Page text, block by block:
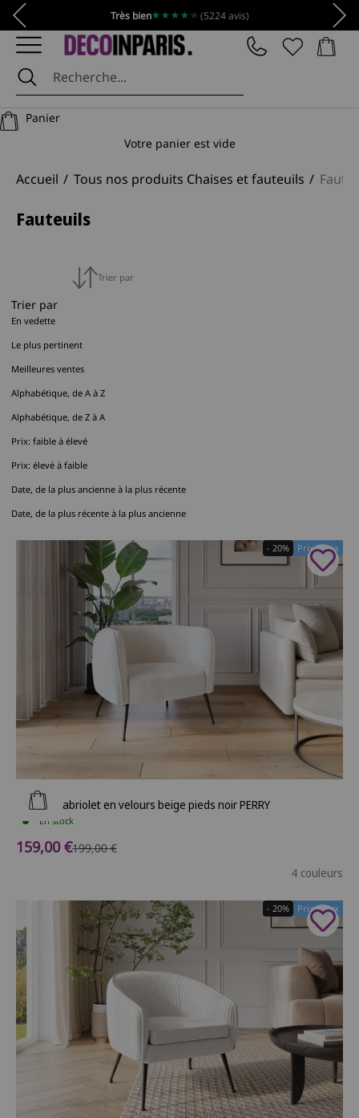
Passer au contenu
Précédent Très bien★★★★★
★★★★★ (5224 avis)
DécoInParis Panier
Panier
Votre panier est vide
Accueil Tous nos produits Chaises et fauteuils
Fauteuils
Trier par
Trier par
En vedette
Le plus pertinent
Meilleures ventes
Alphabétique, de A à Z
Alphabétique, de Z à A
Prix: faible à élevé
Prix: élevé à faible
Date, de la plus ancienne à la plus récente
Date, de la plus récente à la plus ancienne
Prix Doux
- 20%
Ajouter au panier
Fauteuil cabriolet en velours beige pieds noir PERRY
En stock
Prix de vente
159,00 €Prix normal
199,00 €
4 couleurs
Prix Doux
- 20%